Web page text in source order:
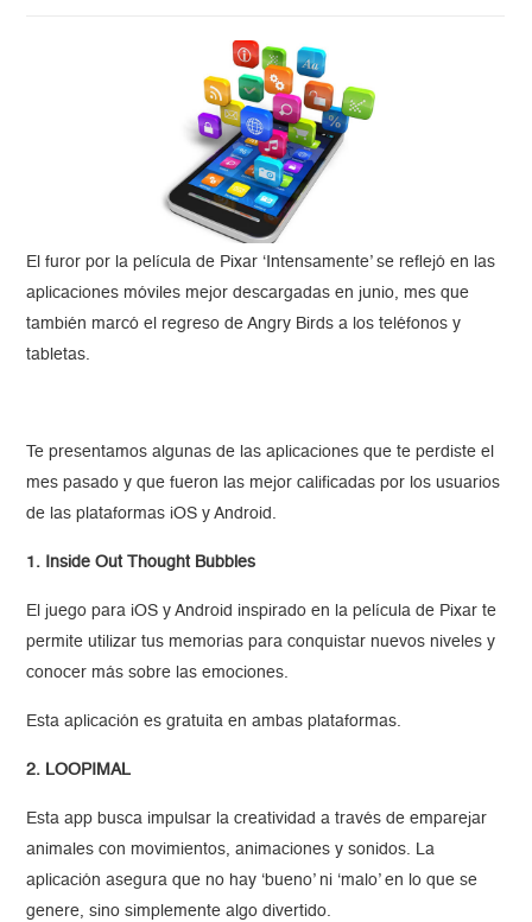
El furor por la película de Pixar ‘Intensamente’ se reflejó en las
aplicaciones móviles mejor descargadas en junio, mes que
también marcó el regreso de Angry Birds a los teléfonos y
tabletas.
Te presentamos algunas de las aplicaciones que te perdiste el
mes pasado y que fueron las mejor calificadas por los usuarios
de las plataformas iOS y Android.
1. Inside Out Thought Bubbles
El juego para iOS y Android inspirado en la película de Pixar te
permite utilizar tus memorias para conquistar nuevos niveles y
conocer más sobre las emociones.
Esta aplicación es gratuita en ambas plataformas.
2. LOOPIMAL
Esta app busca impulsar la creatividad a través de emparejar
animales con movimientos, animaciones y sonidos. La
aplicación asegura que no hay ‘bueno’ ni ‘malo’ en lo que se
genere, sino simplemente algo divertido.